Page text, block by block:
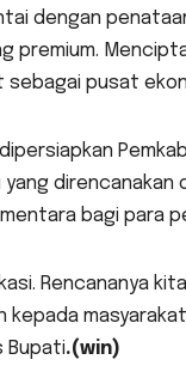
dengan
premium.
pusat
direncanakan
bagi para
Rencananya
kepada
Bupati.(win)